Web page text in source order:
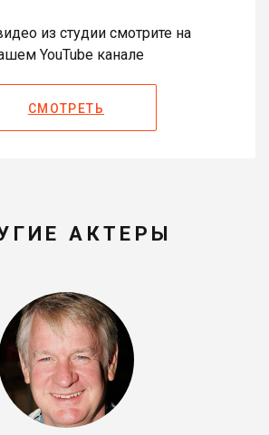
из студии смотрите на
YouTube канале
СМОТРЕТЬ
АКТЕРЫ